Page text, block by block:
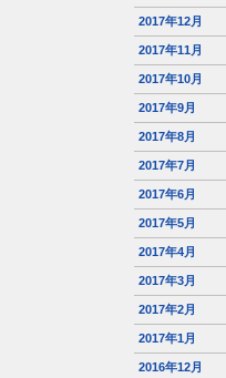
2017年12月
2017年11月
2017年10月
2017年9月
2017年8月
2017年7月
2017年6月
2017年5月
2017年4月
2017年3月
2017年2月
2017年1月
2016年12月